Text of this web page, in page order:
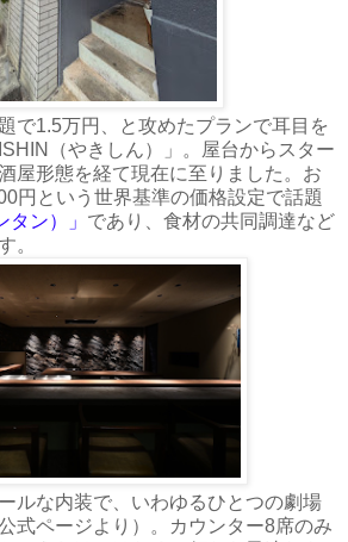
で1.5万円、と攻めたプランで耳目を
（やきしん）」。屋台からスター
屋形態を経て現在に至りました。お
円という世界基準の価格設定で話題
タン）」 であり、食材の共同調達など
。
ルな内装で、いわゆるひとつの劇場
式ページより）。カウンター8席のみ